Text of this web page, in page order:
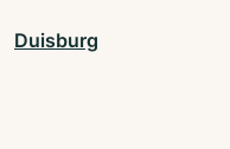
Duisburg